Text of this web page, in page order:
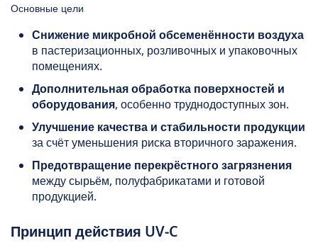
Основные цели
Снижение микробной обсеменённости воздуха
в пастеризационных, розливочных и упаковочных
помещениях.
Дополнительная обработка поверхностей и
оборудования, особенно труднодоступных зон.
Улучшение качества и стабильности продукции
за счёт уменьшения риска вторичного заражения.
Предотвращение перекрёстного загрязнения
между сырьём, полуфабрикатами и готовой
продукцией.
Принцип действия UV‑C